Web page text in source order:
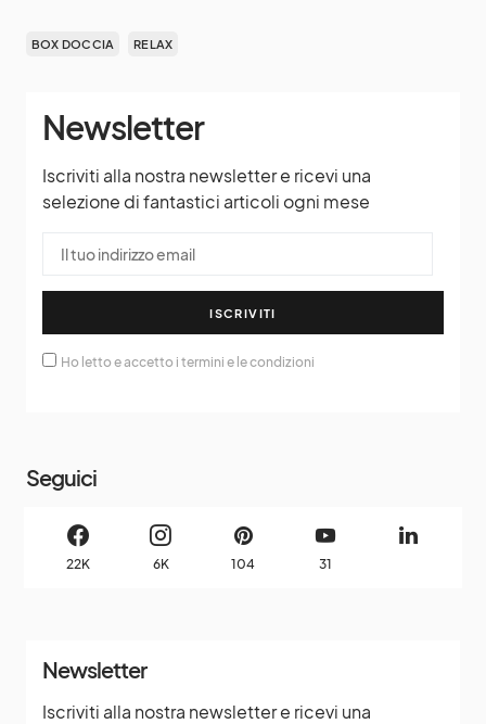
BOX DOCCIA RELAX
Newsletter
Iscriviti alla nostra newsletter e ricevi una
selezione di fantastici articoli ogni mese
ISCRIVITI
Ho letto e accetto i termini e le condizioni
Seguici
22K 6K 104 31
Newsletter
Iscriviti alla nostra newsletter e ricevi una